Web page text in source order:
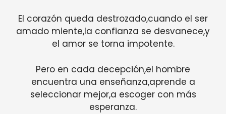
El corazón queda destrozado,cuando el ser
amado miente,la confianza se desvanece,y
el amor se torna impotente.
Pero en cada decepción,el hombre
encuentra una enseñanza,aprende a
seleccionar mejor,a escoger con más
esperanza.